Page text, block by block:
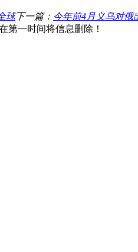
球下一篇： 今年前4月义乌对俄
第一时间将信息删除！